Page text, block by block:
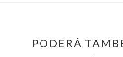
PODERÁ